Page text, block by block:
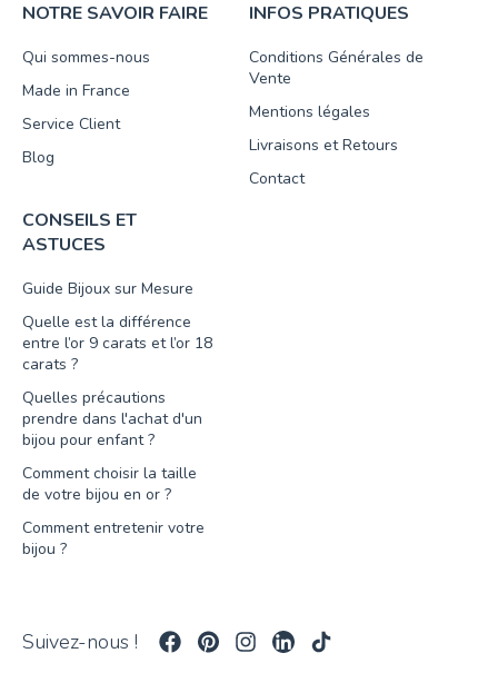
NOTRE SAVOIR FAIRE
Qui sommes-nous
Made in France
Service Client
Blog
INFOS PRATIQUES
Conditions Générales de
Vente
Mentions légales
Livraisons et Retours
Contact
CONSEILS ET
ASTUCES
Guide Bijoux sur Mesure
Quelle est la différence
entre l’or 9 carats et l’or 18
carats ?
Quelles précautions
prendre dans l'achat d'un
bijou pour enfant ?
Comment choisir la taille
de votre bijou en or ?
Comment entretenir votre
bijou ?
Suivez-nous !